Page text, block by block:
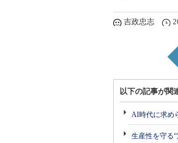
吉政忠志
以下の記事が関
AI時代に求め
生産性を守る